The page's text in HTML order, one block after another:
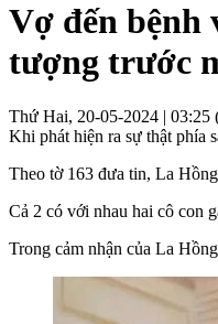
Vợ đến bệnh
tượng trước
Thứ Hai, 20-05-2024 | 03:25
Khi phát hiện ra sự thật phía
Theo tờ 163 đưa tin, La
Cả 2 có với nhau hai cô con
Trong cảm nhận của La